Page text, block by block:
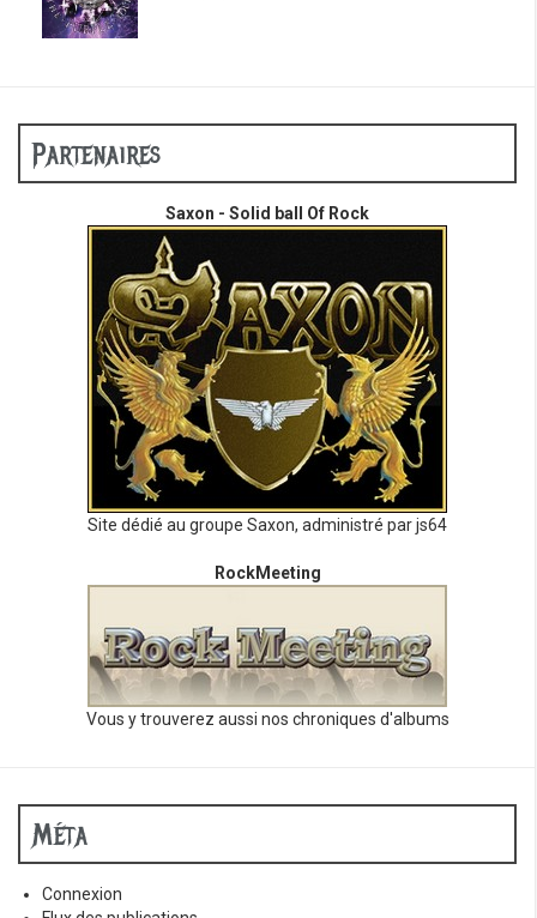
Partenaires
Saxon - Solid ball Of Rock
Site dédié au groupe Saxon, administré par js64
RockMeeting
Vous y trouverez aussi nos chroniques d'albums
Méta
Connexion